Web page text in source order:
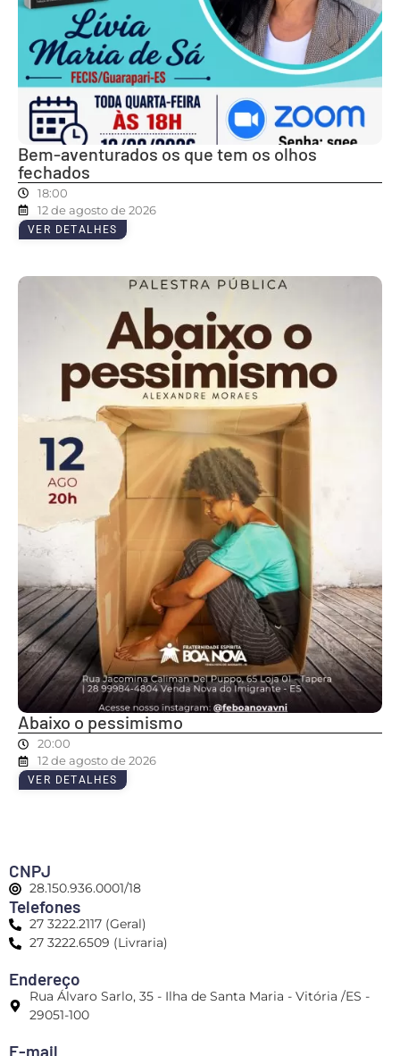
Bem-aventurados os que tem os olhos
fechados
18:00
12 de agosto de 2026
VER DETALHES
Abaixo o pessimismo
20:00
12 de agosto de 2026
VER DETALHES
CNPJ
28.150.936.0001/18
Telefones
27 3222.2117 (Geral)
27 3222.6509 (Livraria)
Endereço
Rua Álvaro Sarlo, 35 - Ilha de Santa Maria - Vitória /ES -
29051-100
E-mail